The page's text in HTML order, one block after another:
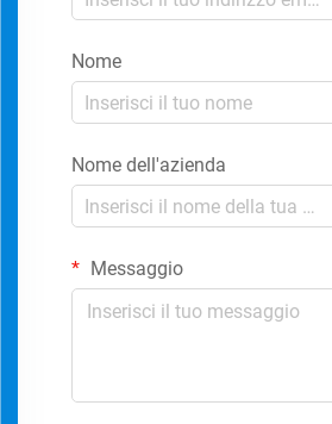
Nome
Nome dell'azienda
Messaggio